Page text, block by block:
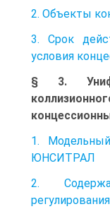
2. Объекты
3. Срок
условия
§ 3.
1.
ЮНСИТРАЛ
2.